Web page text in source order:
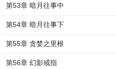
第53章 暗月往事中
第54章 暗月往事下
第55章 贪婪之里根
第56章 幻影戒指